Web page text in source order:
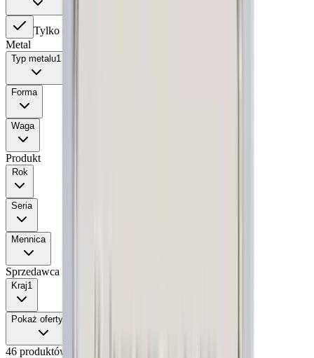
Tylko dostępne produkty
Metal
Typ metalu1
Forma
Waga
Produkt
Rok
Seria
Mennica
Sprzedawca
Kraj1
Pokaż oferty od
46 produktów